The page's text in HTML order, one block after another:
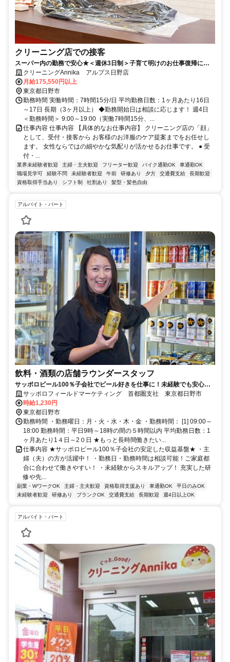
クリーニング店での接客
スーパー内の勤務で安心★＜週休3日制＞子育て明けのお仕事復帰にも
ピッタリ！家庭も仕事も大切にできます。安心して通いたくなる“親切な
お店”で、腰を据えて働きませんか？
クリーニングAnnika アルプス日野店
月給175,550円以上
東京都日野市
勤務時間 実働時間：7時間15分/日 平均勤務日数：1ヶ月あたり16日
～17日 長期（3ヶ月以上） ◆勤務開始日は相談に応じます！ 週4日
＜勤務時間＞ 9:00～19:00（実働7時間15分、...
仕事内容 仕事内容 【具体的なお仕事内容】 クリーニング店の「顔」
として、受付・接客から お客様のお洋服のケア提案までをお任せし
ます。 女性ならではの細やかな気配りが活かせるお仕事です。 ● 受
付・...
業界未経験者歓迎 主婦・主夫歓迎 フリーター歓迎 バイク通勤OK
車通勤OK
職場見学可
経験不問 未経験者歓迎 午前 研修あり 夕方 交通費支給
長期歓迎
資格取得手当あり
シフト制 社割あり 髪型・髪色自由
アルバイト・パート
飲料・酒類の店舗ラウンダースタッフ
サッポロビール100％子会社でビール好きを仕事に！未経験でも安心し
て始められる土日休みの店舗営業職！
サッポロフィールドマーケティング 首都圏支社 東京都日野市
時給1,230円
東京都日野市
勤務時間 ・勤務曜日：月・火・水・木・金 ・勤務時間： [1] 09:00～
18:00 勤務時間：平日9時～18時の間の５時間以内 平均勤務日数：1
ヶ月あたり1４日～2０日 ★もっと長時間働きたい...
仕事内容 ★サッポロビール100％子会社の安定した収益基盤★ ・主
婦（夫）の方が活躍中！ ・勤務日・勤務時間は相談可能！ご家庭都
合に合わせて働きやすい！ ・未経験からスキルアップ！ 充実した研
修や先...
副業・WワークOK 主婦・主夫歓迎 資格取得支援あり 車通勤OK
平日のみOK
未経験者歓迎
研修あり ブランクOK 交通費支給 長期歓迎 週4日以上OK
アルバイト・パート